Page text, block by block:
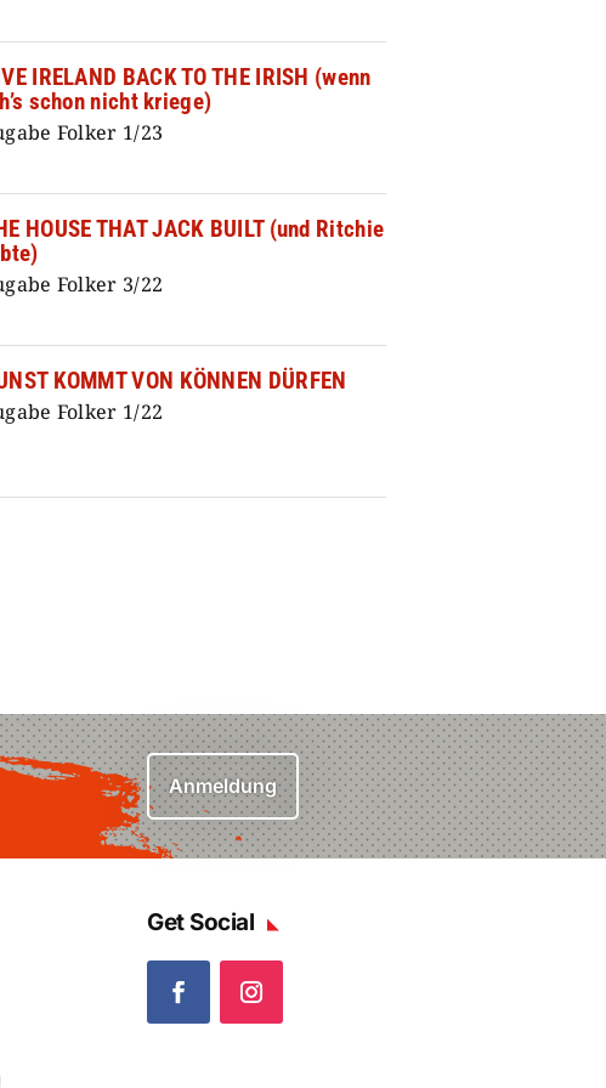
IRELAND BACK TO THE IRISH (wenn
schon nicht kriege)
Folker 1/23
HOUSE THAT JACK BUILT (und Ritchie
Folker 3/22
KOMMT VON KÖNNEN DÜRFEN
Folker 1/22
Anmeldung
Get Social